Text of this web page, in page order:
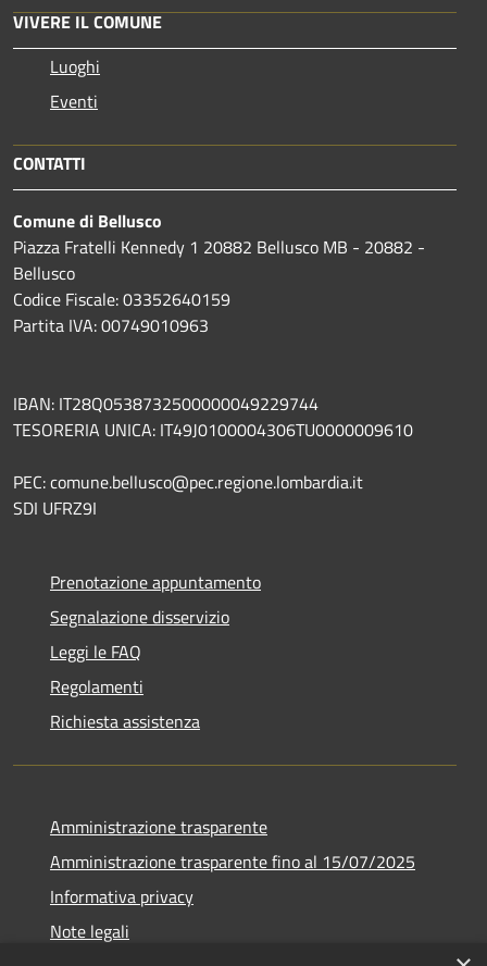
VIVERE IL COMUNE
Luoghi
Eventi
CONTATTI
Comune di Bellusco
Piazza Fratelli Kennedy 1 20882 Bellusco MB - 20882 -
Bellusco
Codice Fiscale: 03352640159
Partita IVA: 00749010963
IBAN: IT28Q0538732500000049229744
TESORERIA UNICA: IT49J0100004306TU0000009610
PEC: comune.bellusco@pec.regione.lombardia.it
SDI UFRZ9I
Prenotazione appuntamento
Segnalazione disservizio
Leggi le FAQ
Regolamenti
Richiesta assistenza
Amministrazione trasparente
Amministrazione trasparente fino al 15/07/2025
Informativa privacy
Note legali